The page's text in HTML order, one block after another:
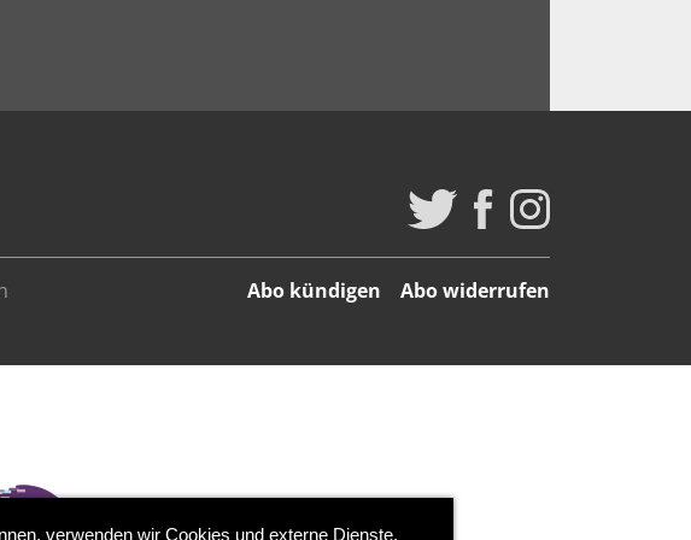
Abo kündigen Abo widerrufen
verwenden wir Cookies und externe Dienste.